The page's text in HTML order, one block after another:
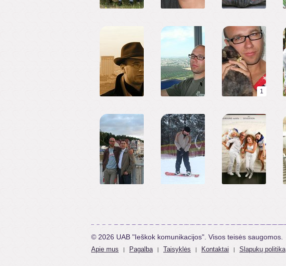
1
© 2026 UAB "Ieškok komunikacijos". Visos teisės saugomos.
Apie mus | Pagalba | Taisyklės | Kontaktai | Slapukų politika